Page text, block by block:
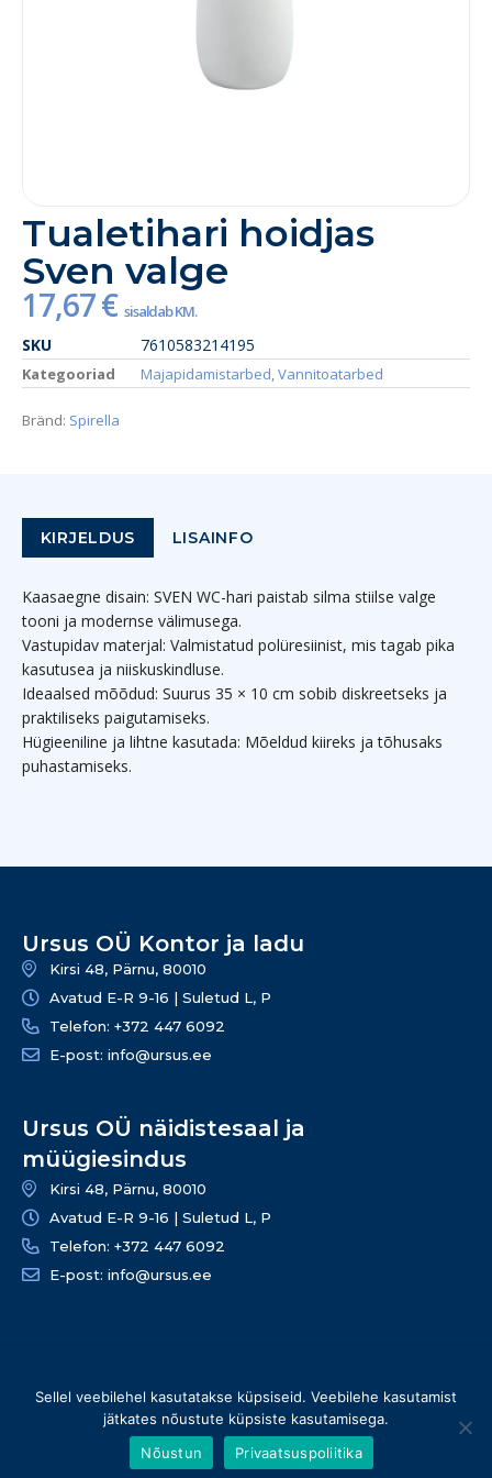
Tualetihari hoidjas
Sven valge
17,67€ sisaldab KM.
SKU 7610583214195
Kategooriad Majapidamistarbed Vannitoatarbed
Bränd: Spirella
KIRJELDUS LISAINFO
Kaasaegne disain: SVEN WC-hari paistab silma stiilse valge
tooni ja modernse välimusega.
Vastupidav materjal: Valmistatud polüresiinist, mis tagab pika
kasutusea ja niiskuskindluse.
Ideaalsed mõõdud: Suurus 35 × 10 cm sobib diskreetseks ja
praktiliseks paigutamiseks.
Hügieeniline ja lihtne kasutada: Mõeldud kiireks ja tõhusaks
puhastamiseks.
Ursus OÜ Kontor ja ladu
Kirsi 48, Pärnu, 80010
Avatud E-R 9-16 | Suletud L, P
Telefon: +372 447 6092
E-post: info@ursus.ee
Ursus OÜ näidistesaal ja
müügiesindus
Kirsi 48, Pärnu, 80010
Avatud E-R 9-16 | Suletud L, P
Telefon: +372 447 6092
E-post: info@ursus.ee
+372 447 6090
Sellel veebilehel kasutatakse küpsiseid. Veebilehe kasutamist
jätkates nõustute küpsiste kasutamisega.
Nõustun
Privaatsuspoliitika